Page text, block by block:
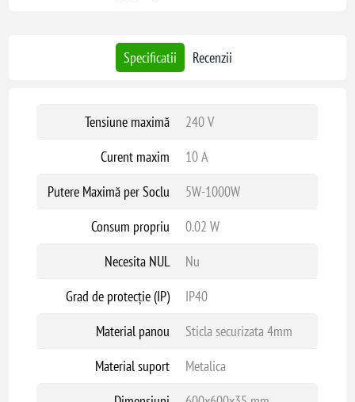
Specificatii Recenzii
Tensiune maximă
240 V
Curent maxim
10 A
Putere Maximă per Soclu
5W-1000W
Consum propriu
0.02 W
Necesita NUL
Nu
Grad de protecție (IP)
IP40
Material panou
Sticla securizata 4mm
Material suport
Metalica